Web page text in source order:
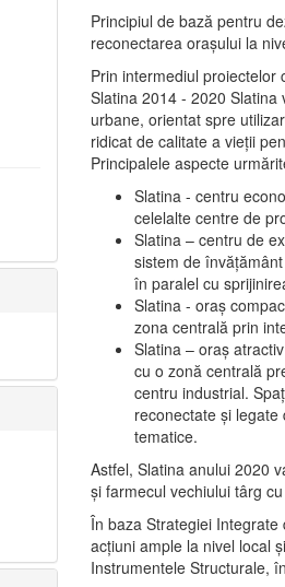
Principiul de bază pentru
reconectarea oraşului la
Prin intermediul
Slatina 2014 - 2020
urbane, orientat spre
ridicat de calitate a vieţii
Principalele aspecte
Slatina - centru
celelalte centre de
Slatina – centru de
sistem de
în paralel cu
Slatina - oraş
zona centrală prin
Slatina – oraş
cu o zonă centrală
centru industrial.
reconectate şi
tematice.
Astfel, Slatina anului 2020
şi farmecul vechiului târg
În baza Strategiei
acţiuni ample la nivel local
Instrumentele Structurale,